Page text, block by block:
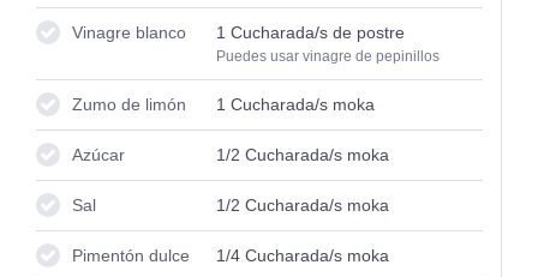
Vinagre blanco 1 Cucharada/s de postre
Puedes usar vinagre de pepinillos
Zumo de limón 1 Cucharada/s moka
Azúcar 1/2 Cucharada/s moka
Sal 1/2 Cucharada/s moka
Pimentón dulce 1/4Cucharada/s moka